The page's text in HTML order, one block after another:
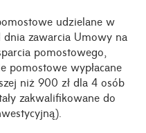
udzielane w
zawarcia Umowy na
pomostowego
pomostowe wypłacane
niż 900 zł dla 4 osób
zakwalifikowane do